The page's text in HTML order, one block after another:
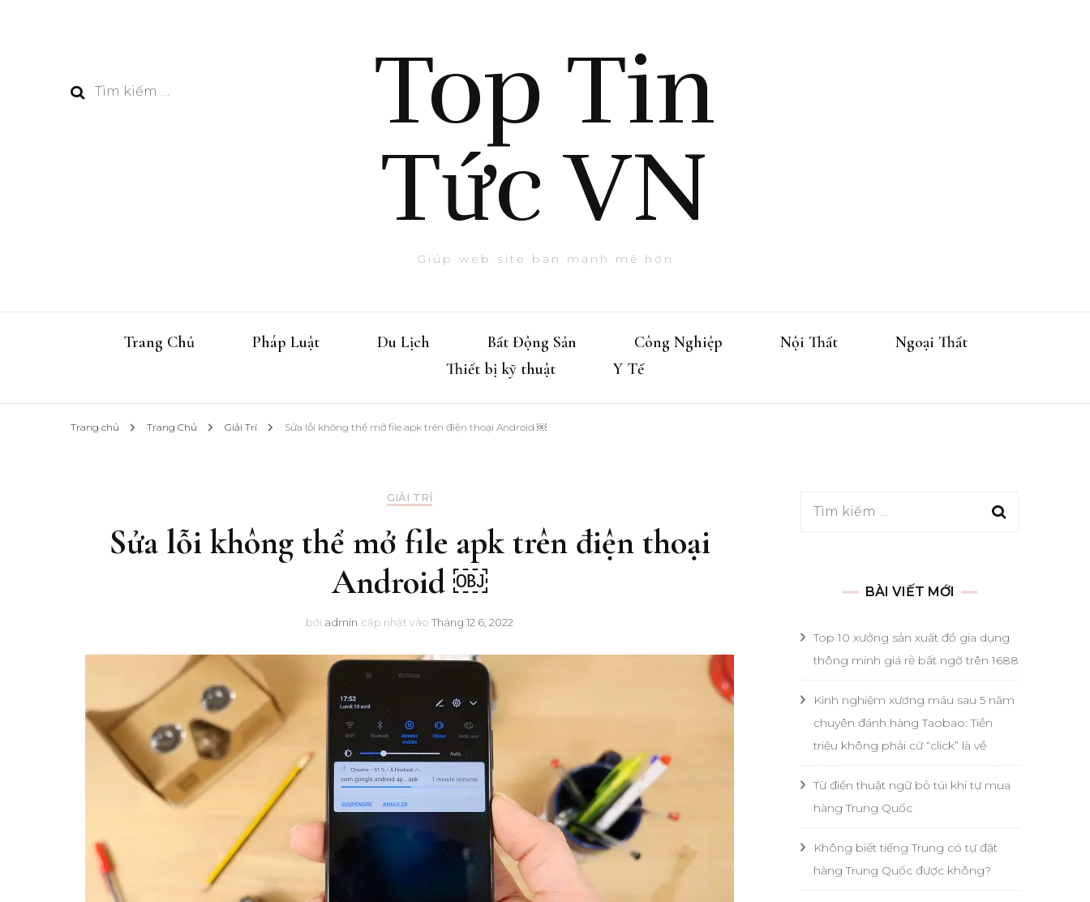
Tìm
Top Tin
Tức VN
Giúp web site bạn mạnh mẽ hơn
Trang Chủ Pháp Luật Du Lịch Bất Động Sản Công Nghiệp Nội Thất
Ngoại Thất
Thiết bị kỹ thuật
Y Tế
Trang chủ Trang Chủ Giải Trí Sửa lỗi không thể mở file apk trên điện thoại Android ￼
GIẢI TRÍ
Sửa lỗi không thể mở file apk trên điện thoại
Android ￼
bởi admin cập nhật vào Tháng 12 6, 2022
Tìm
BÀI VIẾT MỚI
Top 10 xưởng sản xuất đồ gia dụng
thông minh giá rẻ bất ngờ trên 1688
Kinh nghiệm xương máu sau 5 năm
chuyên đánh hàng Taobao: Tiền
triệu không phải cứ “click” là về
Từ điển thuật ngữ bỏ túi khi tự mua
hàng Trung Quốc
Không biết tiếng Trung có tự đặt
hàng Trung Quốc được không?